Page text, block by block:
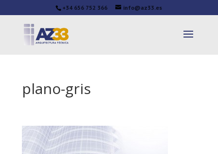
+34 656 752 366 info@az33.es
plano-gris